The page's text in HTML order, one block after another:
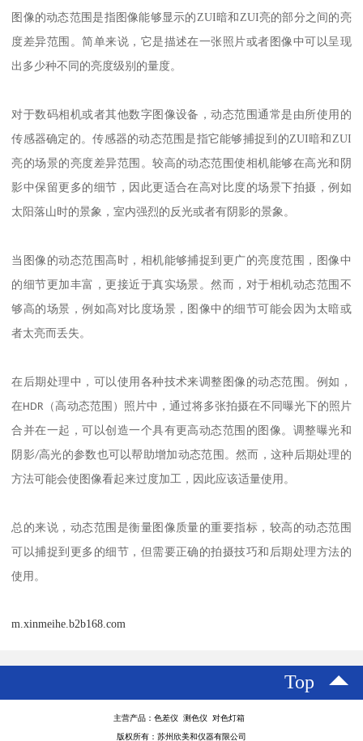
图像的动态范围是指图像能够显示的 ZUI暗和 ZUI亮的部分之间的亮
度差异范围。简单来说，它是描述在一张照片或者图像中可以呈现
出多少种不同的亮度级别的量度。
对于数码相机或者其他数字图像设备，动态范围通常是由所使用的
传感器确定的。传感器的动态范围是指它能够捕捉到的ZUI暗和 ZUI
亮的场景的亮度差异范围。较高的动态范围使相机能够在高光和阴
影中保留更多的细节，因此更适合在高对比度的场景下拍摄，例如
太阳落山时的景象，室内强烈的反光或者有阴影的景象。
当图像的动态范围高时，相机能够捕捉到更广的亮度范围，图像中
的细节更加丰富，更接近于真实场景。然而，对于相机动态范围不
够高的场景，例如高对比度场景，图像中的细节可能会因为太暗或
者太亮而丢失。
在后期处理中，可以使用各种技术来调整图像的动态范围。例如，
在HDR （高动态范围）照片中，通过将多张拍摄在不同曝光下的照片
合并在一起，可以创造一个具有更高动态范围的图像。调整曝光和
阴影/高光的参数也可以帮助增加动态范围。然而，这种后期处理的
方法可能会使图像看起来过度加工，因此应该适量使用。
总的来说，动态范围是衡量图像质量的重要指标，较高的动态范围
可以捕捉到更多的细节，但需要正确的拍摄技巧和后期处理方法的
使用。
m.xinmeihe.b2b168.com
Top
主营产品：色差仪 测色仪 对色灯箱
版权所有：苏州欣美和仪器有限公司